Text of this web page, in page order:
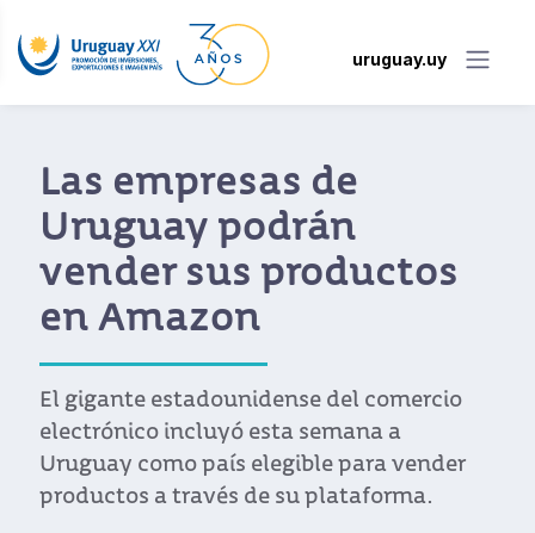
uruguay.uy
Las empresas de
Uruguay podrán
vender sus productos
en Amazon
El gigante estadounidense del comercio
electrónico incluyó esta semana a
Uruguay como país elegible para vender
productos a través de su plataforma.